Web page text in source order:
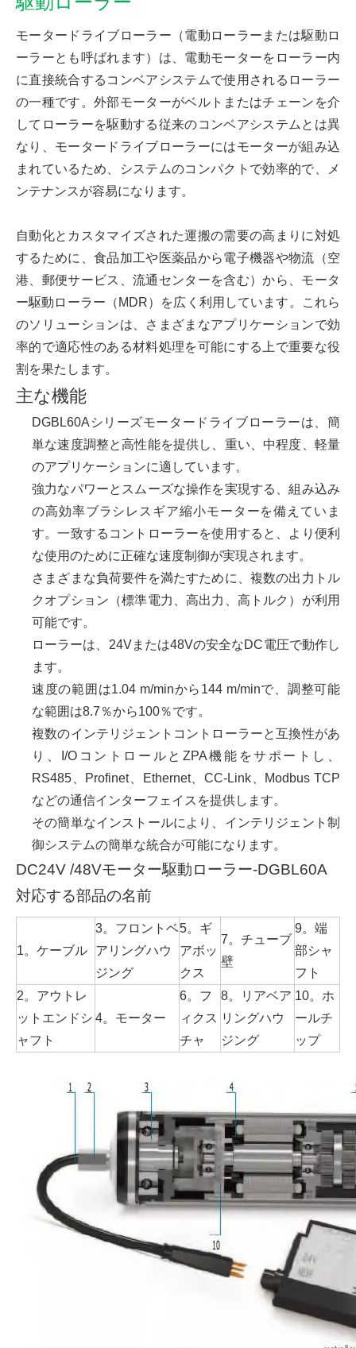
モータードライブローラー（電動ローラーまたは駆動ロ
ーラーとも呼ばれます）は、電動モーターをローラー内
に直接統合するコンベアシステムで使用されるローラー
の一種です。外部モーターがベルトまたはチェーンを介
してローラーを駆動する従来のコンベアシステムとは異
なり、モータードライブローラーにはモーターが組み込
まれているため、システムのコンパクトで効率的で、メ
ンテナンスが容易になります。
自動化とカスタマイズされた運搬の需要の高まりに対処
するために、食品加工や医薬品から電子機器や物流（空
港、郵便サービス、流通センターを含む）から、モータ
ー駆動ローラー（MDR）を広く利用しています。これら
のソリューションは、さまざまなアプリケーションで効
率的で適応性のある材料処理を可能にする上で重要な役
割を果たします。
主な機能
DGBL60Aシリーズモータードライブローラーは、簡
単な速度調整と高性能を提供し、重い、中程度、軽量
のアプリケーションに適しています。
強力なパワーとスムーズな操作を実現する、組み込み
の高効率ブラシレスギア縮小モーターを備えていま
す。一致するコントローラーを使用すると、より便利
な使用のために正確な速度制御が実現されます。
さまざまな負荷要件を満たすために、複数の出力トル
クオプション（標準電力、高出力、高トルク）が利用
可能です。
ローラーは、24Vまたは48Vの安全なDC電圧で動作し
ます。
速度の範囲は1.04 m/minから144 m/minで、調整可能
な範囲は8.7％から100％です。
複数のインテリジェントコントローラーと互換性があ
り、I/OコントロールとZPA機能をサポートし、
RS485、Profinet、Ethernet、CC-Link、Modbus TCP
などの通信インターフェイスを提供します。
その簡単なインストールにより、インテリジェント制
御システムの簡単な統合が可能になります。
DC24V /48Vモーター駆動ローラー-DGBL60A
対応する部品の名前
1。ケーブル
3。フロントベ
アリングハウ
ジング
5。ギ
アボッ
クス
7。チューブ
壁
9。端
部シャ
フト
2。アウトレ
ットエンドシ
ャフト
4。モーター
6。フ
ィクス
チャ
8。リアベア
リングハウ
ジング
10。ホ
ールチ
ップ